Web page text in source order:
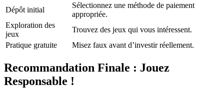
Dépôt initial
Sélectionnez une méthode de paiement
appropriée.
Exploration des
jeux
Trouvez des jeux qui vous intéressent.
Pratique gratuite
Misez faux avant d’investir réellement.
Recommandation Finale : Jouez
Responsable !